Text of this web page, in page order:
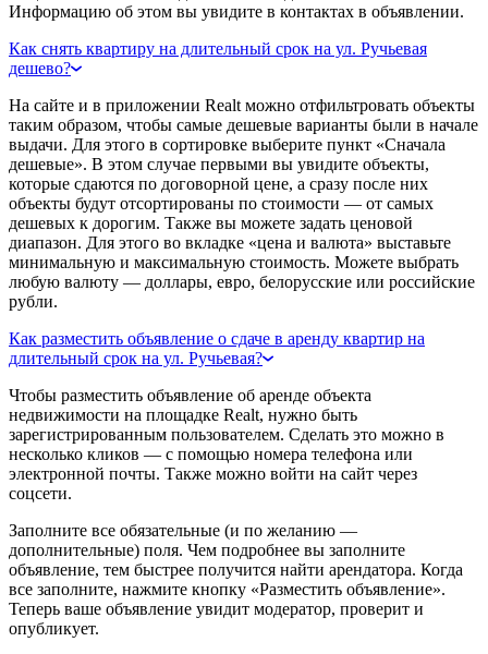
Информацию об этом вы увидите в контактах в объявлении.
Как снять квартиру на длительный срок на ул. Ручьевая
дешево?
На сайте и в приложении Realt можно отфильтровать объекты
таким образом, чтобы самые дешевые варианты были в начале
выдачи. Для этого в сортировке выберите пункт «Сначала
дешевые». В этом случае первыми вы увидите объекты,
которые сдаются по договорной цене, а сразу после них
объекты будут отсортированы по стоимости — от самых
дешевых к дорогим. Также вы можете задать ценовой
диапазон. Для этого во вкладке «цена и валюта» выставьте
минимальную и максимальную стоимость. Можете выбрать
любую валюту — доллары, евро, белорусские или российские
рубли.
Как разместить объявление о сдаче в аренду квартир на
длительный срок на ул. Ручьевая?
Чтобы разместить объявление об аренде объекта
недвижимости на площадке Realt, нужно быть
зарегистрированным пользователем. Сделать это можно в
несколько кликов — с помощью номера телефона или
электронной почты. Также можно войти на сайт через
соцсети.
Заполните все обязательные (и по желанию —
дополнительные) поля. Чем подробнее вы заполните
объявление, тем быстрее получится найти арендатора. Когда
все заполните, нажмите кнопку «Разместить объявление».
Теперь ваше объявление увидит модератор, проверит и
опубликует.